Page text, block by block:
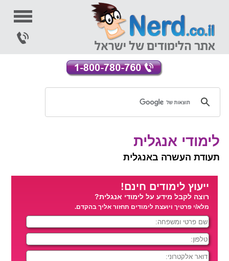
לימודי אנגלית
תעודת העשרה באנגלית
ייעוץ לימודים חינם!
רוצה לקבל מידע על לימודי אנגלית?
מלא/י פרטיך ויועצת לימודים תחזור אליך בהקדם.